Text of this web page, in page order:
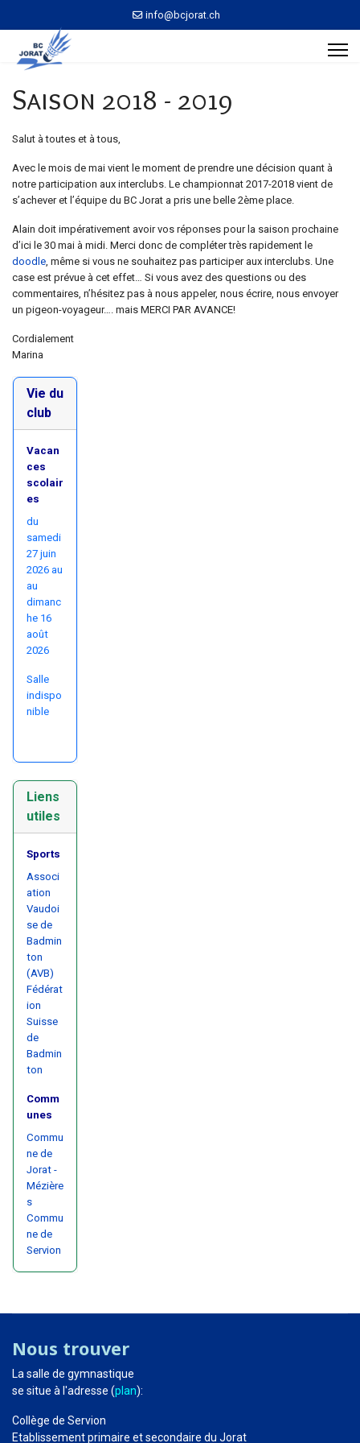
info@bcjorat.ch
Saison 2018 - 2019
Salut à toutes et à tous,
Avec le mois de mai vient le moment de prendre une décision quant à
notre participation aux interclubs. Le championnat 2017-2018 vient de
s’achever et l’équipe du BC Jorat a pris une belle 2ème place.
Alain doit impérativement avoir vos réponses pour la saison prochaine
d’ici le 30 mai à midi. Merci donc de compléter très rapidement le
doodle, même si vous ne souhaitez pas participer aux interclubs. Une
case est prévue à cet effet… Si vous avez des questions ou des
commentaires, n’hésitez pas à nous appeler, nous écrire, nous envoyer
un pigeon-voyageur…. mais MERCI PAR AVANCE!
Cordialement
Marina
Vie du
club
Vacan
ces
scolair
es
du
samedi
27 juin
2026 au
au
dimanc
he 16
août
2026
Salle
indispo
nible
Liens
utiles
Sports
Associ
ation
Vaudoi
se de
Badmin
ton
(AVB)
Fédérat
ion
Suisse
de
Badmin
ton
Comm
unes
Commu
ne de
Jorat -
Mézière
s
Commu
ne de
Servion
Nous trouver
La salle de gymnastique
se situe à l'adresse (plan):
Collège de Servion
Etablissement primaire et secondaire du Jorat